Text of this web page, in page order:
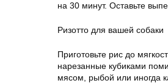
на 30 минут. Оставьте
Ризотто для вашей собаки
Приготовьте рис до
нарезанные кубиками
мясом, рыбой или иногда